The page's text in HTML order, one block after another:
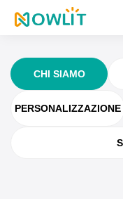
CHI SIAMO
PERSONALIZZAZIONE